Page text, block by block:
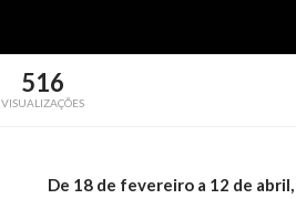
516
VISUALIZAÇÕES
De 18 de fevereiro a 12 de